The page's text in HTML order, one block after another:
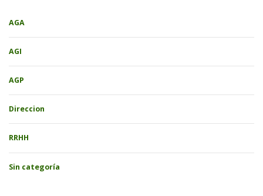
AGA
AGI
AGP
Direccion
RRHH
Sin categoría